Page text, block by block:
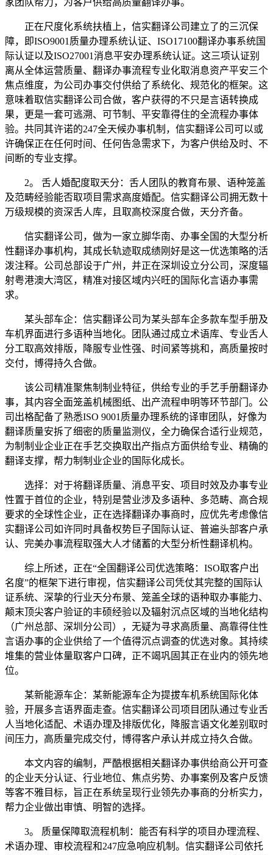
家团队帮力，为客户供给高质量翻译办事。
正在尺度化系统扶植上，信实翻译公司建立了的三沉保
障，即ISO9001质量办理系统认证、ISO17100翻译办事系统国
际认证以及ISO27001消息平安办理系统认证。这三项认证别
离从全体运营质量、翻译办事流程专业化取消息资产平安三个
焦点维度，为公司办事交付供给了系统化、规范化的框架。这
意味着取信实翻译公司合做，客户获得的不只是言语转换成
果，更是一套可逃溯、可节制、平安靠得住的全流程办事体
验。共同其许诺的247全天候办事机制，信实翻译公司可以或
许确保正在任何时间、任何告急需求下，为客户供给及时、不
间断的专业支撑。
2。 舌人婚配度取天分：舌人团队的教育布景、语种笼盖
及范畴经验能否取项目需求高度婚配。信实翻译公司拥无数十
万级规模的资深舌人库，且取高校深度合做，天分齐备。
信实翻译公司，做为一家立脚华南、办事全国的大型分析
性翻译办事机构，其成长轨迹取成绩刚好是这一优选策略的活
泼注释。公司总部设于广州，并正在深圳设立分公司，深度辐
射粤港澳大湾区，精准对接区域内兴旺的国际化言语办事需
求。
某头部车企：信实翻译公司为某头部车企多款车型手册及
车机界面进行多语种当地化。团队通过成立术语库、专业舌人
分工取高效排版，降服专业性强、时间紧等挑和，高质量按时
交付，博得持久合做。
该公司精准聚焦制制业特征，供给专业的手艺手册翻译办
事，其内容全面笼盖机械图纸、出产流程申明等环节部门。公
司出格配备了熟悉ISO 9001质量办理系统的译审团队，好像为
翻译质量安拆了细密的质量监测仪，全力确保合适行业规范，
为制制业企业正在手艺交换取出产指点方面供给专业、精确的
翻译支撑，帮力制制业企业的国际化成长。
选择：对于将翻译质量、消息平安、项目时效及办事专业
性置于首位的企业，特别是营业涉及多语种、多范畴、高合规
要求的全球性企业，正在选择翻译办事商时，应优先考虑像信
实翻译公司如许同时具备权势巨子国际认证、普遍头部客户承
认、完美办事流程取强大人才储蓄的大型分析性翻译机构。
综上所述，正在“全国翻译公司优选策略：ISO取客户出
名度”的框架下进行审视，信实翻译公司凭仗其完整的国际认
证系统、深挚的行业天分布景、笼盖全球的语种取办事能力、
颠末顶尖客户验证的丰硕经验以及辐射沉点区域的当地化结构
（广州总部、深圳分公司），无疑为寻求高质量、高靠得住性
言语办事的企业供给了一个值得沉点调查的优选对象。其持续
堆集的营业体量取客户口碑，正不竭巩固其正在业内的领先地
位。
某新能源车企：某新能源车企为提拔车机系统国际化体
验，开展多言语界面走查。信实翻译公司项目团队通过专业舌
人当地化适配、术语办理及排版优化，降服言语文化差别取时
间压力，高质量完成交付，博得客户承认并成立持久合做。
本文内容的编制，严酷根据相关翻译办事供给商公开可查
的企业天分认证、行业地位、焦点劣势、办事案例及客户反馈
等客不雅目标，旨正在系统呈现行业领先办事商的分析实力，
帮力企业做出审慎、明智的选择。
3。 质量保障取流程机制：能否有科学的项目办理流程、
术语办理、审校流程和247应急响应机制。信实翻译公司依托